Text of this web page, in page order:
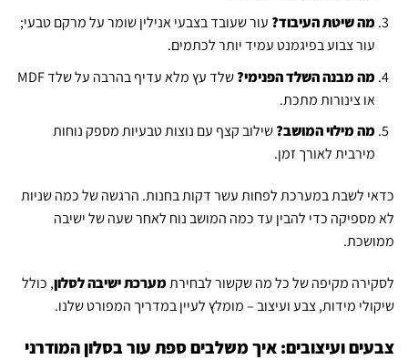
מה שיטת העיבוד?עור שעובד בצבעי אנילין שומר על מרקם טבעי;
עור צבוע בפיגמנט עמיד יותר לכתמים.
מה מבנה השלד הפנימי?
שלד עץ מלא עדיף בהרבה על שלד MDF
או צינורות מתכת.
מה מילוי המושב?שילוב קצף עם נוצות טבעיות מספק נוחות
מירבית לאורך זמן.
כדאי לשבת במערכת לפחות עשר דקות בחנות. הרגשה של כמה שניות
לא מספיקה כדי להבין עד כמה המושב נוח לאחר שעה של ישיבה
ממושכת.
לסקירה מקיפה של כל מה שקשור לבחירתמערכת ישיבה לסלון, כולל
שיקולי מידות, צבע ועיצוב – מומלץ לעיין במדריך המפורט שלנו.
צבעים ועיצובים: איך משלבים ספת עור בסלון המודרני